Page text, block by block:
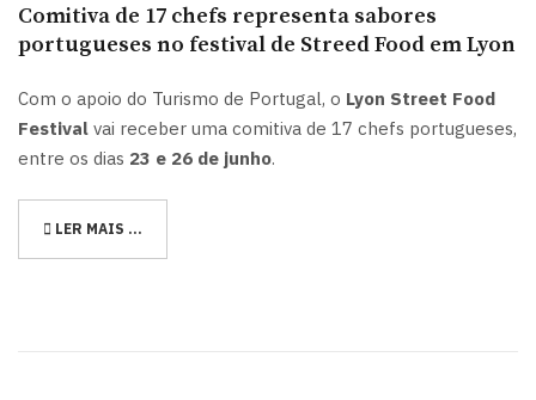
Comitiva de 17 chefs representa sabores
portugueses no festival de Streed Food em Lyon
Com o apoio do Turismo de Portugal, o Lyon Street Food
Festival vai receber uma comitiva de 17 chefs portugueses,
entre os dias 23 e 26 de junho.
LER MAIS …